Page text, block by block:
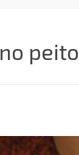
peito